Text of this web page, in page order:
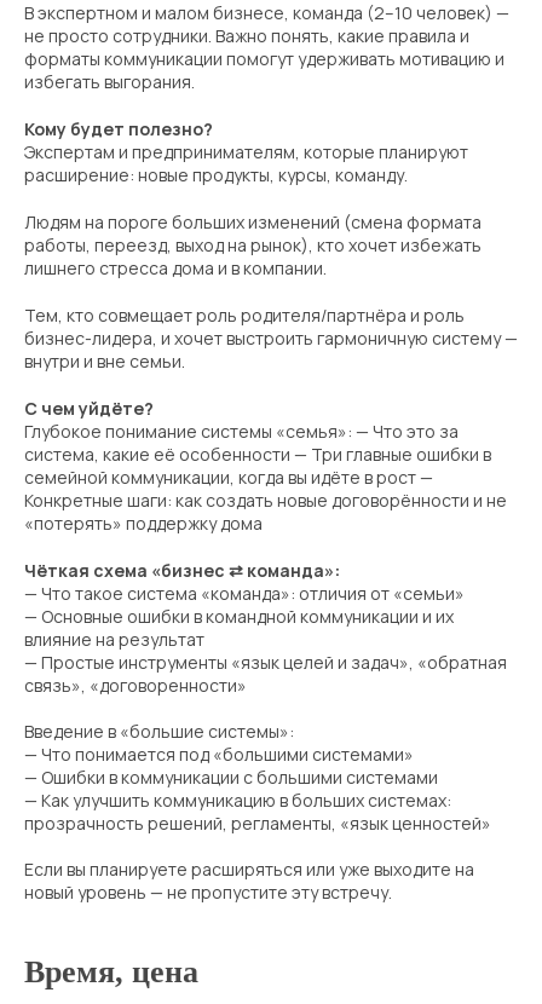
В экспертном и малом бизнесе, команда (2–10 человек) —
не просто сотрудники. Важно понять, какие правила и
форматы коммуникации помогут удерживать мотивацию и
избегать выгорания.
Кому будет полезно?
Экспертам и предпринимателям, которые планируют
расширение: новые продукты, курсы, команду.
Людям на пороге больших изменений (смена формата
работы, переезд, выход на рынок), кто хочет избежать
лишнего стресса дома и в компании.
Тем, кто совмещает роль родителя/партнёра и роль
бизнес-лидера, и хочет выстроить гармоничную систему —
внутри и вне семьи.
С чем уйдёте?
Глубокое понимание системы «семья»: — Что это за
система, какие её особенности — Три главные ошибки в
семейной коммуникации, когда вы идёте в рост —
Конкретные шаги: как создать новые договорённости и не
«потерять» поддержку дома
Чёткая схема «бизнес ⇄ команда»:
— Что такое система «команда»: отличия от «семьи»
— Основные ошибки в командной коммуникации и их
влияние на результат
— Простые инструменты «язык целей и задач», «обратная
связь», «договоренности»
Введение в «большие системы»:
— Что понимается под «большими системами»
— Ошибки в коммуникации с большими системами
— Как улучшить коммуникацию в больших системах:
прозрачность решений, регламенты, «язык ценностей»
Если вы планируете расширяться или уже выходите на
новый уровень — не пропустите эту встречу.
Время, цена